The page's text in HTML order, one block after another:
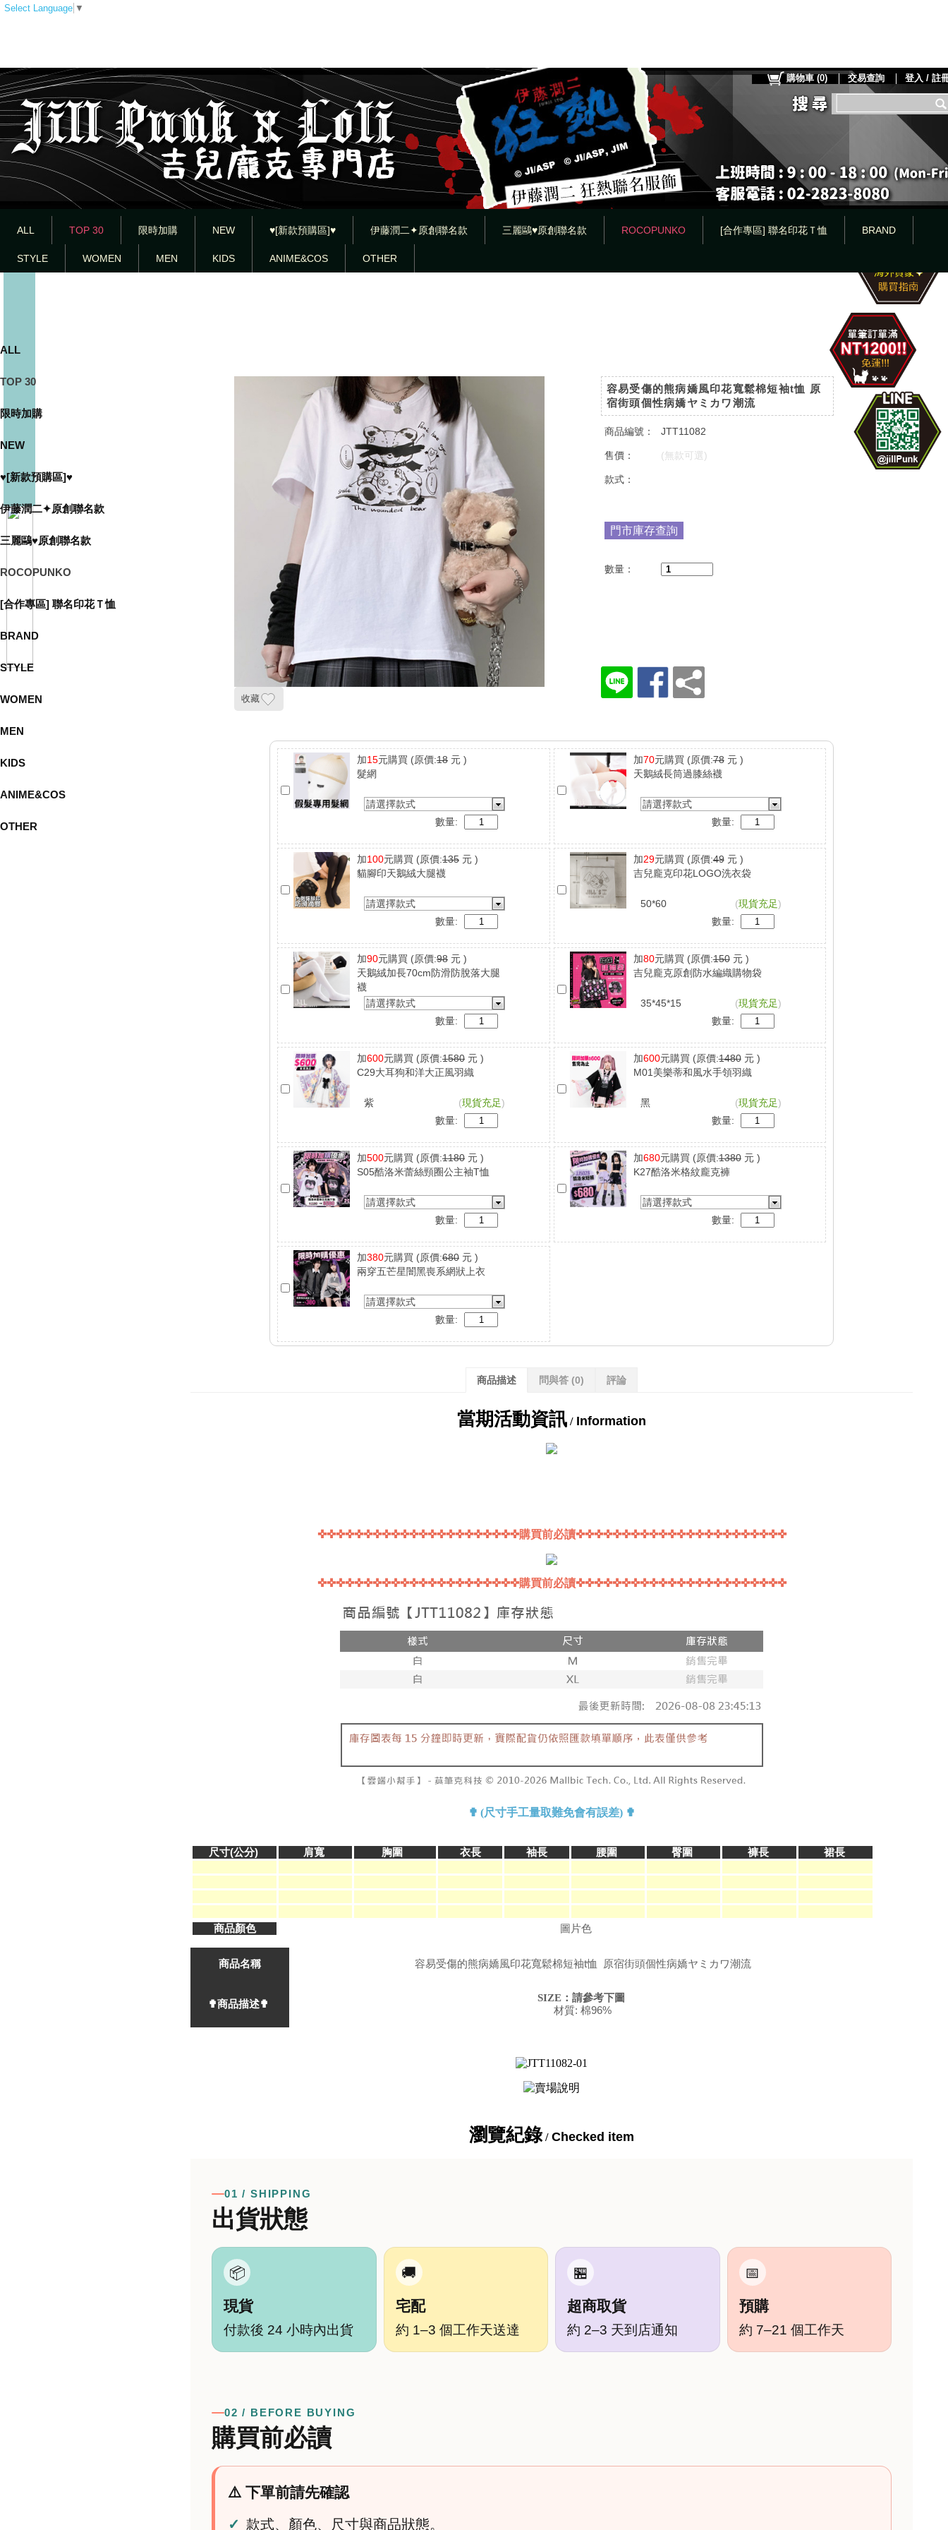
Select Language ▼
ALL TOP 30 限時加購 NEW ♥[新款預購區]♥ 伊藤潤二✦原創聯名款 三麗鷗♥原創聯名款 ROCOPUNKO [合作專區] 聯名印花Ｔ恤 BRAND
STYLE WOMEN MEN KIDS ANIME&COS OTHER
購物車 (0) 交易查詢 登入 / 註
ALL
TOP 30
限時加購
NEW
♥[新款預購區]♥
伊藤潤二✦原創聯名款
三麗鷗♥原創聯名款
ROCOPUNKO
[合作專區] 聯名印花Ｔ恤
BRAND
STYLE
WOMEN
MEN
KIDS
ANIME&COS
OTHER
收藏
容易受傷的熊病嬌風印花寬鬆棉短袖t恤 原
宿街頭個性病嬌ヤミカワ潮流
商品編號： JTT11082
售價： (無款可選)
款式：
門市庫存查詢
數量：
加15元購買 (原價:18 元 )
髮網
請選擇款式
數量:
加70元購買 (原價:78元 )
天鵝絨長筒過膝絲襪
請選擇款式
數量:
加100元購買 (原價:135 元 )
貓腳印天鵝絨大腿襪
請選擇款式
數量:
加29元購買 (原價:49元 )
吉兒龐克印花LOGO洗衣袋
50*60 (現貨充足)
數量:
加90元購買 (原價:98 元 )
天鵝絨加長70cm防滑防脫落大腿
襪
請選擇款式
數量:
加80元購買 (原價:150元 )
吉兒龐克原創防水編織購物袋
35*45*15 (現貨充足)
數量:
加600元購買 (原價:1580 元 )
C29大耳狗和洋大正風羽織
紫 (現貨充足)
數量:
加600元購買 (原價:1480元 )
M01美樂蒂和風水手領羽織
黑 (現貨充足)
數量:
加500元購買 (原價:1180 元 )
S05酷洛米蕾絲頸圈公主袖T恤
請選擇款式
數量:
加680元購買 (原價:1380元 )
K27酷洛米格紋龐克褲
請選擇款式
數量:
加380元購買 (原價:680 元 )
兩穿五芒星闇黑喪系網狀上衣
請選擇款式
數量:
商品描述 問與答 (0) 評論